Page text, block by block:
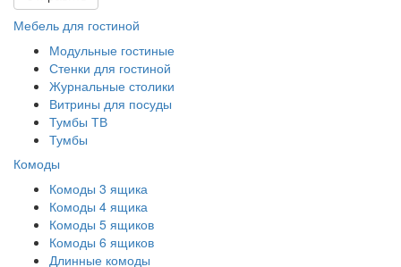
Мебель для гостиной
Модульные гостиные
Стенки для гостиной
Журнальные столики
Витрины для посуды
Тумбы ТВ
Тумбы
Комоды
Комоды 3 ящика
Комоды 4 ящика
Комоды 5 ящиков
Комоды 6 ящиков
Длинные комоды